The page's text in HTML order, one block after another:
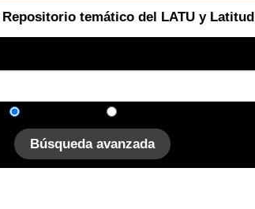
Repositorio temático del LATU y Latitud
Búsqueda avanzada